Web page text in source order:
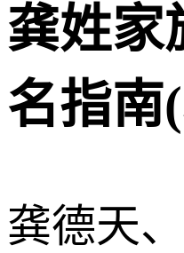
龚姓家
名指南
龚德天